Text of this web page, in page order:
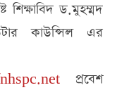
ড.মুহম্মদ
কাউন্সিল এর
প্রবেশ